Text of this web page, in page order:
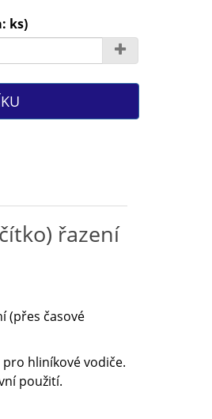
ks)
řazení
(přes časové
hliníkové vodiče.
použití.